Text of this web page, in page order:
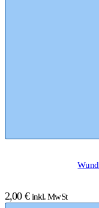
2,00 € inkl. MwSt